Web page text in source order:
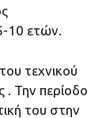
10 ετών.
τεχνικού
. Την περίοδο
του στην